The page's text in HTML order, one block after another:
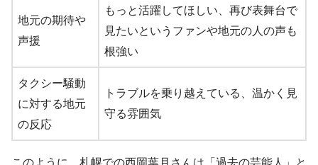
地元の期待や
声援
もっと活躍してほしい、再び表舞台で
見たいというファンや地元の人の声も
根強い
タクシー騒動
に対する地元
の反応
トラブルを乗り越えている、温かく見
守る雰囲気
このように、札幌での西岡葉月さんは「過去の芸能人」と